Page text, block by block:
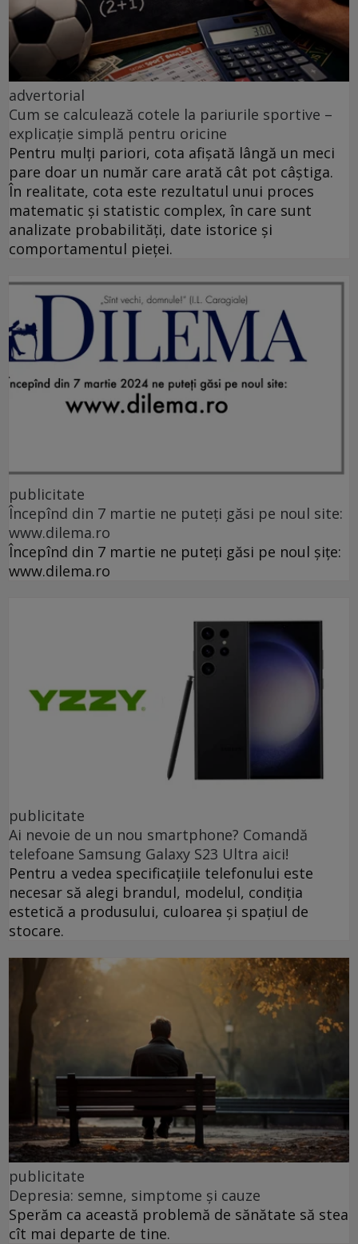
advertorial
Cum se calculează cotele la pariurile sportive –
explicație simplă pentru oricine
Pentru mulți pariori, cota afișată lângă un meci
pare doar un număr care arată cât pot câștiga.
În realitate, cota este rezultatul unui proces
matematic și statistic complex, în care sunt
analizate probabilități, date istorice și
comportamentul pieței.
publicitate
Începînd din 7 martie ne puteți găsi pe noul site:
www.dilema.ro
Începînd din 7 martie ne puteți găsi pe noul șițe:
www.dilema.ro
publicitate
Ai nevoie de un nou smartphone? Comandă
telefoane Samsung Galaxy S23 Ultra aici!
Pentru a vedea specificațiile telefonului este
necesar să alegi brandul, modelul, condiția
estetică a produsului, culoarea și spațiul de
stocare.
publicitate
Depresia: semne, simptome și cauze
Sperăm ca această problemă de sănătate să stea
cît mai departe de tine.